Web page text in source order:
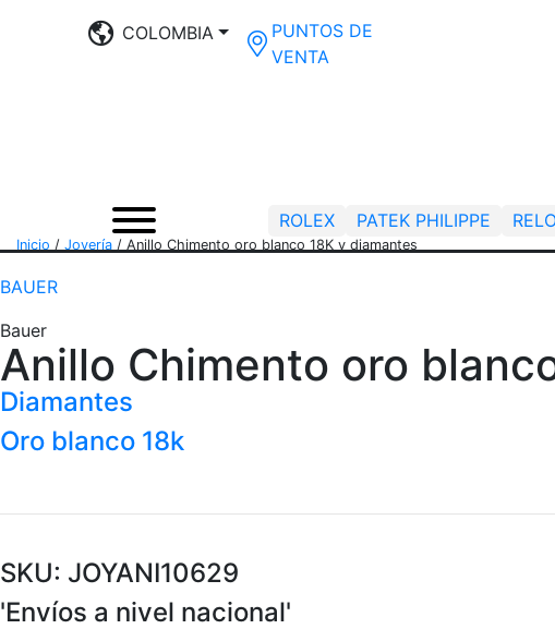
COLOMBIA
PUNTOS DE
VENTA
ROLEX PATEK PHILIPPE
Inicio / Joyería / Anillo Chimento oro blanco 18K y diamantes
BAUER
Bauer
Anillo Chimento oro
Diamantes
Oro blanco 18k
SKU: JOYANI10629
'Envíos a nivel nacional'